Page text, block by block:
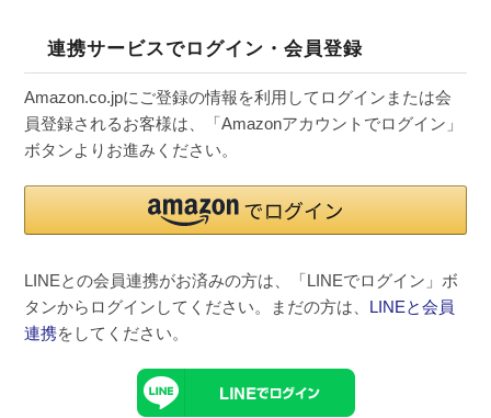
連携サービスでログイン・会員登録
Amazon.co.jpにご登録の情報を利用してログインまたは会
員登録されるお客様は、「Amazonアカウントでログイン」
ボタンよりお進みください。
LINEとの会員連携がお済みの方は、「LINEでログイン」ボ
タンからログインしてください。まだの方は、 LINEと会員
連携をしてください。